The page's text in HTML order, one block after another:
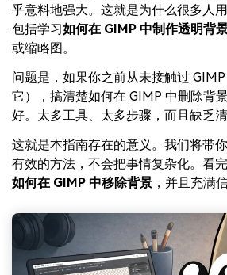
乎意料地强大。这就是为什么很多人
包括学习如何在 GIMP 中制作透明背
或缩略图。
问题是，如果你之前从未接触过
它），搞清楚如何在 GIMP 中删除背
好。太多工具、太多步骤，而且缺乏清
这就是本指南存在的意义。我们将带
有效的方法，不会把事情复杂化。看
如何在 GIMP 中移除背景 ，并且充满